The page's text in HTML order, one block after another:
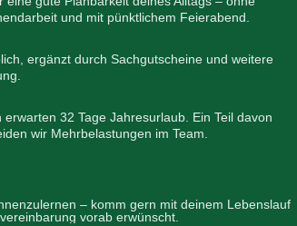
und mit pünktlichem Feierabend.
ergänzt durch Sachgutscheine und weitere
32 Tage Jahresurlaub. Ein Teil davon
wir Mehrbelastungen im Team.
– komm gern mit deinem Lebenslauf
vorab erwünscht.